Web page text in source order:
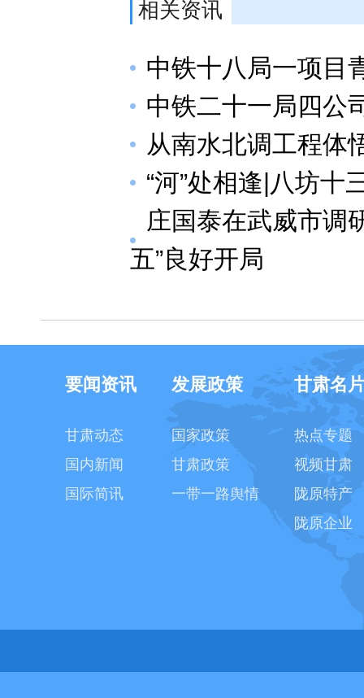
相关资讯
中铁十八局一项目
中铁二十一局四公
从南水北调工程体
“河”处相逢|八坊十
庄国泰在武威市调
五”良好开局
要闻资讯
甘肃动态
国内新闻
国际简讯
发展政策
国家政策
甘肃政策
一带一路舆情
甘肃名
热点专题
视频甘肃
陇原特产
陇原企业